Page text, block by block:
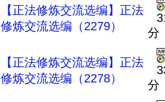
【正法修炼交流选编】正法
修炼交流选编（2279）
分
【正法修炼交流选编】正法
修炼交流选编（2278）
分